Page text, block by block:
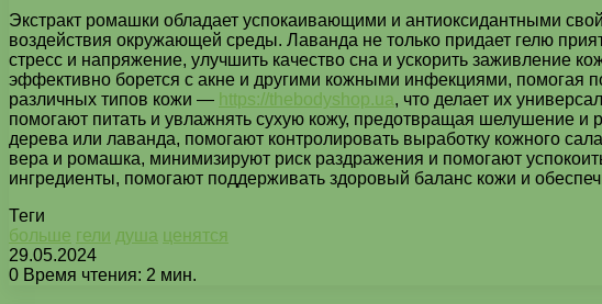
Экстракт ромашки обладает успокаивающими и антиоксидантными
воздействия окружающей среды. Лаванда не только придает гелю
стресс и напряжение, улучшить качество сна и ускорить
эффективно борется с акне и другими кожными инфекциями, помогая
различных типов кожи — https://thebodyshop.ua, что делает их
помогают питать и увлажнять сухую кожу, предотвращая шелушение и
дерева или лаванда, помогают контролировать выработку кожного
вера и ромашка, минимизируют риск раздражения и помогают
ингредиенты, помогают поддерживать здоровый баланс кожи и
Теги
больше гели душа ценятся
29.05.2024
0 Время чтения: 2 мин.